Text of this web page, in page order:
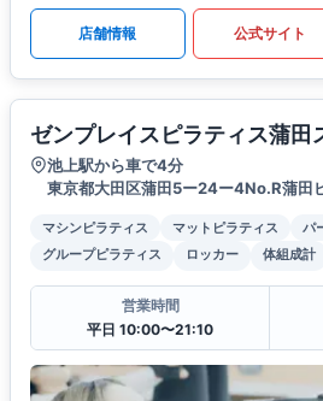
店舗情報 公式サイト
ゼンプレイスピラティス蒲田
池上駅から車で4分
東京都大田区蒲田5ー24ー4No.R蒲田
マシンピラティス マットピラティス
パ
グループピラティス
ロッカー 体組成計
営業時間
平日 10:00〜21:10